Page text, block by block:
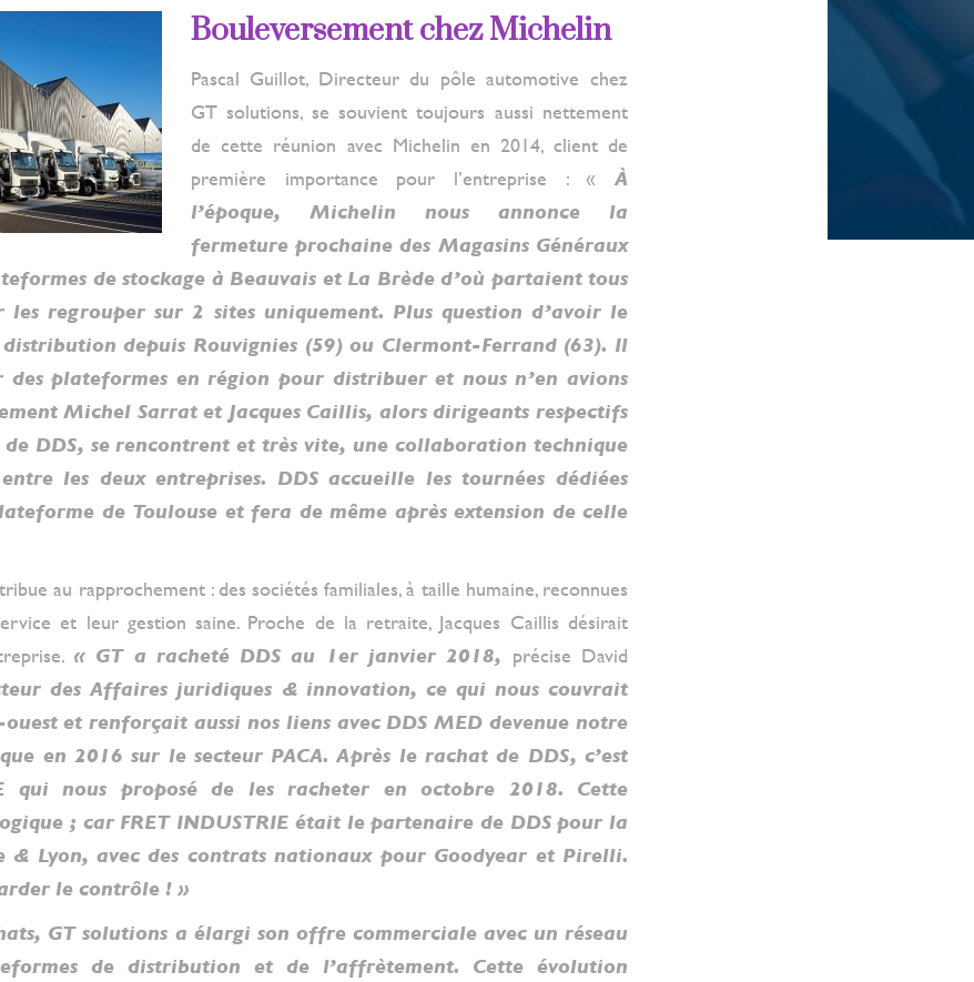
Bouleversement chez Michelin
Pascal Guillot, Directeur du pôle automotive chez
GT solutions, se souvient toujours aussi nettement
de cette réunion avec Michelin en 2014, client de
première importance pour l’entreprise : « À
l’époque, Michelin nous annonce la
fermeture prochaine des Magasins Généraux
de stockage à Beauvais et La Brède d’où partaient tous
les regrouper sur 2 sites uniquement. Plus question d’avoir le
distribution depuis Rouvignies (59) ou Clermont-Ferrand (63). Il
plateformes en région pour distribuer et nous n’en avions
Michel Sarrat et Jacques Caillis, alors dirigeants respectifs
DDS, se rencontrent et très vite, une collaboration technique
les deux entreprises. DDS accueille les tournées dédiées
de Toulouse et fera de même après extension de celle
au rapprochement : des sociétés familiales, à taille humaine, reconnues
et leur gestion saine. Proche de la retraite, Jacques Caillis désirait
« GT a racheté DDS au 1erjanvier 2018, précise David
des Affaires juridiques & innovation, ce qui nous couvrait
et renforçait aussi nos liens avec DDS MED devenue notre
en 2016 sur le secteur PACA. Après le rachat de DDS, c’est
qui nous proposé de les racheter en octobre 2018. Cette
; car FRET INDUSTRIE était le partenaire de DDS pour la
& Lyon, avec des contrats nationaux pour Goodyear et Pirelli.
le contrôle ! »
GT solutions a élargi son offre commerciale avec un réseau
de distribution et de l’affrètement. Cette évolution